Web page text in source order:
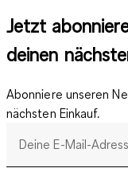
Jetzt
deinen
Abonniere unseren
nächsten Einkauf.
Deine E-Mail-